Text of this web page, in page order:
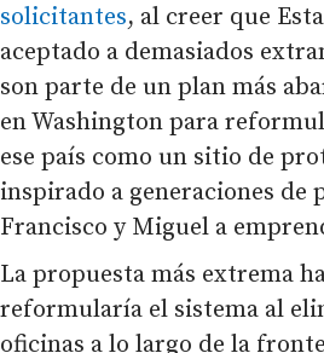
solicitantes, al creer que
aceptado a demasiados
son parte de un plan más
en Washington para
ese país como un sitio de
inspirado a generaciones de
Francisco y Miguel a
La propuesta más extrema
reformularía el sistema al
oficinas a lo largo de la